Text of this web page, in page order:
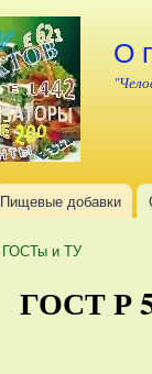
О
Пищевые добавки
ГОСТы и ТУ
ГОСТ Р